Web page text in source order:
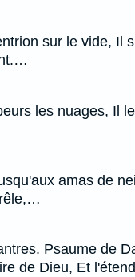
sur le vide, Il
les nuages, Il
amas de
Psaume de
de Dieu, Et